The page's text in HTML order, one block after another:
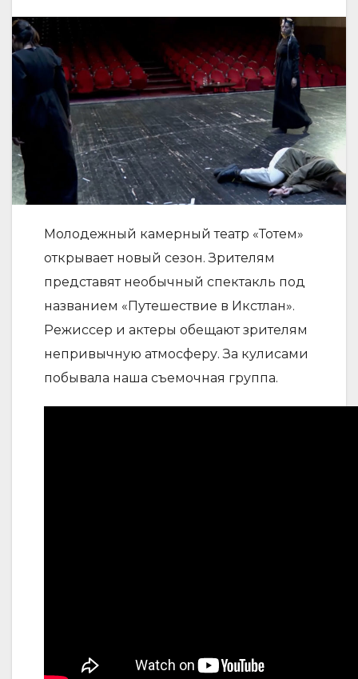
Молодежный камерный театр «Тотем»
открывает новый сезон. Зрителям
представят необычный спектакль под
названием «Путешествие в Икстлан».
Режиссер и актеры обещают зрителям
непривычную атмосферу. За кулисами
побывала наша съемочная группа.